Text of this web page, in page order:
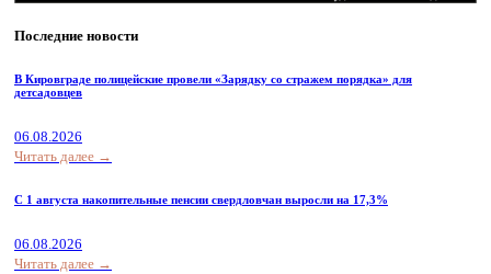
Последние новости
В Кировграде полицейские провели «Зарядку со стражем порядка» для
детсадовцев
06.08.2026
Читать далее →
С 1 августа накопительные пенсии свердловчан выросли на 17,3%
06.08.2026
Читать далее →